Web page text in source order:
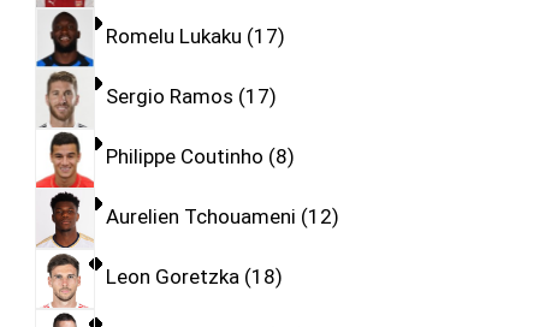
Romelu Lukaku 17
Sergio Ramos 17
Philippe Coutinho 8
Aurelien Tchouameni 12
Leon Goretzka 18